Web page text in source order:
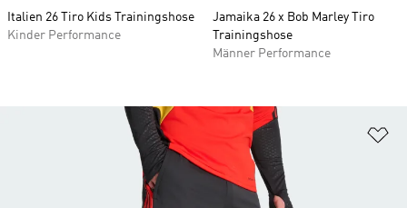
Italien 26 Tiro Kids Trainingshose
Kinder Performance
Jamaika 26 x Bob Marley Tiro
Trainingshose
Männer Performance